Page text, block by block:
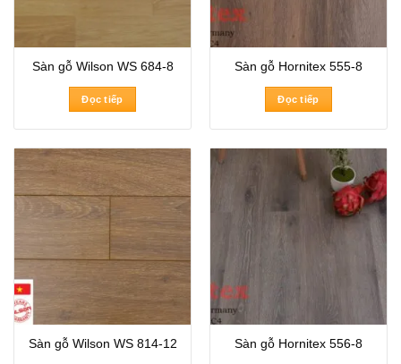
Sàn gỗ Wilson WS 684-8
Đọc tiếp
Sàn gỗ Hornitex 555-8
Đọc tiếp
Sàn gỗ Wilson WS 814-12 Sàn gỗ Hornitex 556-8